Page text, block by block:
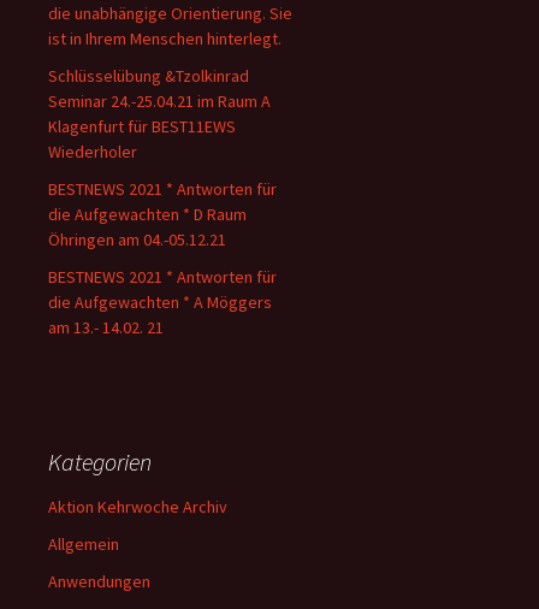
die unabhängige Orientierung. Sie
ist in Ihrem Menschen hinterlegt.
Schlüsselübung &Tzolkinrad
Seminar 24.-25.04.21 im Raum A
Klagenfurt für BEST11EWS
Wiederholer
BESTNEWS 2021 * Antworten für
die Aufgewachten * D Raum
Öhringen am 04.-05.12.21
BESTNEWS 2021 * Antworten für
die Aufgewachten * A Möggers
am 13.- 14.02. 21
Kategorien
Aktion Kehrwoche Archiv
Allgemein
Anwendungen